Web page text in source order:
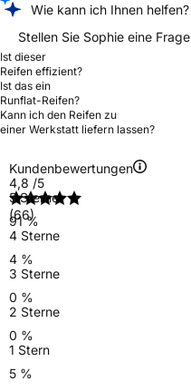
Wie kann ich Ihnen helfen?
Stellen Sie Sophie eine Frage
Ist dieser
Reifen effizient?
Ist das ein
Runflat-Reifen?
Kann ich den Reifen zu
einer Werkstatt liefern lassen?
Kundenbewertungen
4,8 /5
(66)
5 Sterne
91 %
4 Sterne
4 %
3 Sterne
0 %
2 Sterne
0 %
1 Stern
5 %